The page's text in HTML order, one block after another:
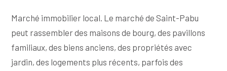
Marché immobilier local. Le marché de Saint-Pabu
peut rassembler des maisons de bourg, des pavillons
familiaux, des biens anciens, des propriétés avec
jardin, des logements plus récents, parfois des